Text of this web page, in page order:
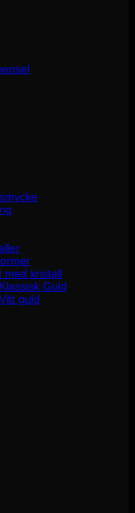
med kristall
Guld
guld